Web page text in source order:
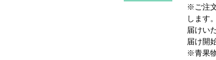
※ご注
します
届けい
届け開
※青果